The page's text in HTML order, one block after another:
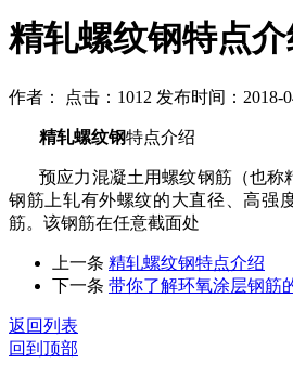
精轧螺纹钢特点
作者： 点击：1012 发布时间：2018-
精轧螺纹钢特点介绍
预应力混凝土用螺纹钢筋（也称
钢筋上轧有外螺纹的大直径、高强
筋。该钢筋在任意截面处
上一条 精轧螺纹钢特点介绍
下一条 带你了解环氧涂层钢筋
返回列表
回到顶部